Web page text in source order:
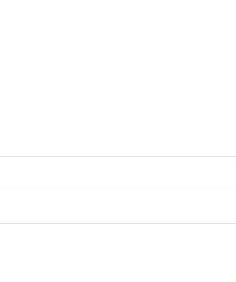
ดแค่เฉพาะ
บคดีอะไร
วนถึงผู้ว่าฯ
มการ
กับอาวุธ การ
การท่อง
วันที่ผ่านมา
ณะและที่ดิน